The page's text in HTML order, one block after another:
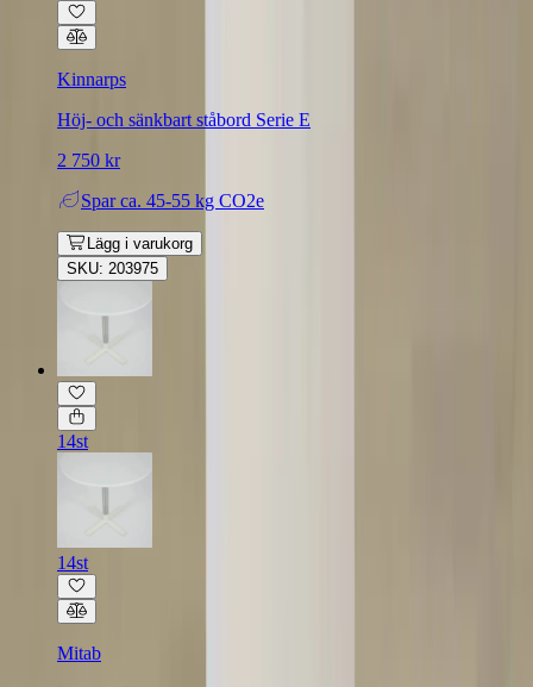
Kinnarps
Höj- och sänkbart ståbord Serie E
2 750 kr
Spar ca. 45-55 kg CO2e
Lägg i varukorg
SKU: 203975
14st
14st
Mitab